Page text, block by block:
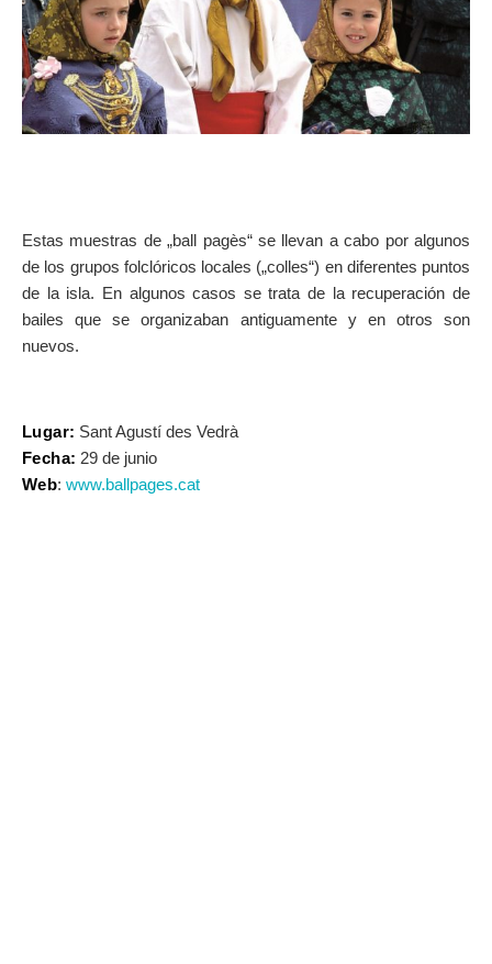
Estas muestras de „ball pagès“ se llevan a cabo por algunos
de los grupos folclóricos locales („colles“) en diferentes puntos
de la isla. En algunos casos se trata de la recuperación de
bailes que se organizaban antiguamente y en otros son
nuevos.
Lugar: Sant Agustí des Vedrà
Fecha: 29 de junio
Web:www.ballpages.cat